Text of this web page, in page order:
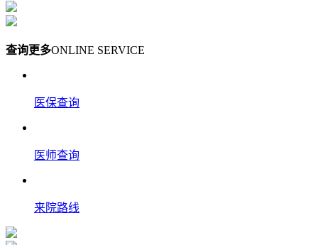
查询更多ONLINE SERVICE
医保查询
医师查询
来院路线